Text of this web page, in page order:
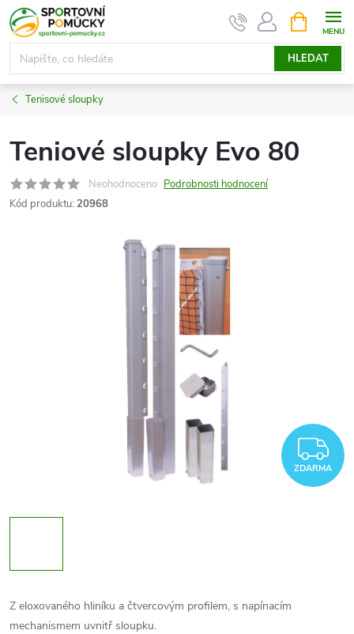
Přejít
na
obsah
HLEDAT
NÁKUPNÍ
KOŠÍK
Tenisové sloupky
Teniové sloupky Evo 80
Neohodnoceno Podrobnosti hodnocení
Kód produktu: 20968
ZDARMA
Z eloxovaného hliníku a čtvercovým profilem, s napínacím
mechanismem uvnitř sloupku.